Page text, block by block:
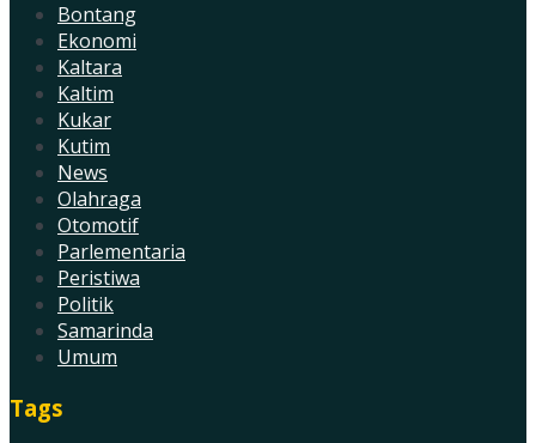
Bontang
Ekonomi
Kaltara
Kaltim
Kukar
Kutim
News
Olahraga
Otomotif
Parlementaria
Peristiwa
Politik
Samarinda
Umum
Tags